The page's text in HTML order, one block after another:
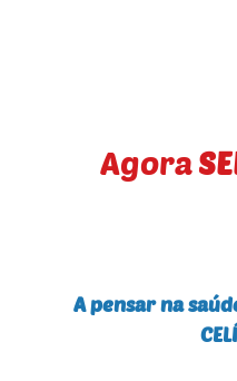
Agora
A pensar na